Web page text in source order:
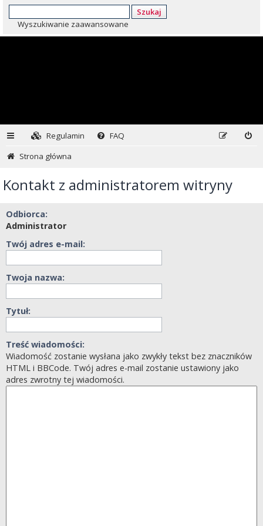
Szukaj
Wyszukiwanie zaawansowane
Regulamin
FAQ
Strona główna
Kontakt z administratorem witryny
Odbiorca:
Administrator
Twój adres e-mail:
Twoja nazwa:
Tytuł:
Treść wiadomości:
Wiadomość zostanie wysłana jako zwykły tekst bez znaczników
HTML i BBCode. Twój adres e-mail zostanie ustawiony jako
adres zwrotny tej wiadomości.